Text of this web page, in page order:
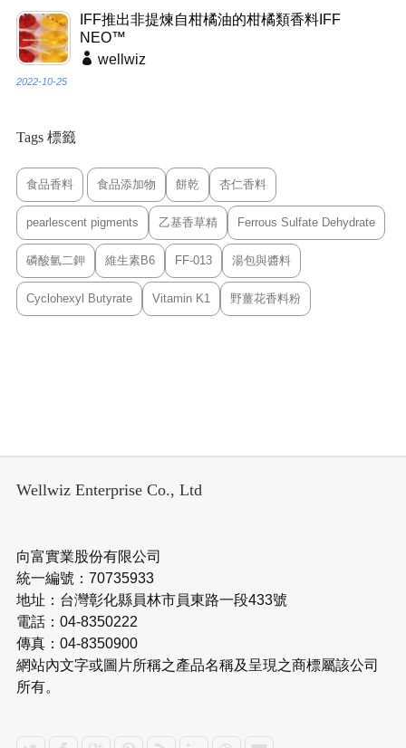
IFF推出非提煉自柑橘油的柑橘類香料IFF
NEO™
wellwiz
2022-10-25
Tags 標籤
食品香料 食品添加物 餅乾 杏仁香料
pearlescent pigments 乙基香草精 Ferrous Sulfate Dehydrate
磷酸氫二鉀 維生素B6 FF-013 湯包與醬料
Cyclohexyl Butyrate Vitamin K1 野薑花香料粉
Wellwiz Enterprise Co., Ltd
向富實業股份有限公司
統一編號：70735933
地址：台灣彰化縣員林市員東路一段433號
電話：04-8350222
傳真：04-8350900
網站內文字或圖片所稱之產品名稱及呈現之商標屬該公司
所有。